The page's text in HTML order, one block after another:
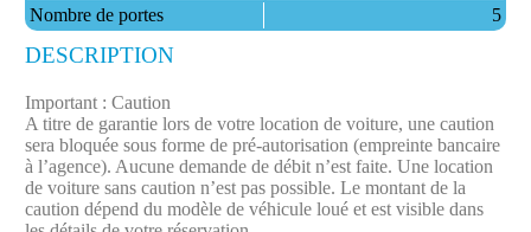
Nombre de portes
5
DESCRIPTION
Important : Caution
A titre de garantie lors de votre location de voiture, une caution
sera bloquée sous forme de pré-autorisation (empreinte bancaire
à l’agence). Aucune demande de débit n’est faite.​ Une location
de voiture sans caution n’est pas possible. Le montant de la
caution dépend du modèle de véhicule loué et est visible dans